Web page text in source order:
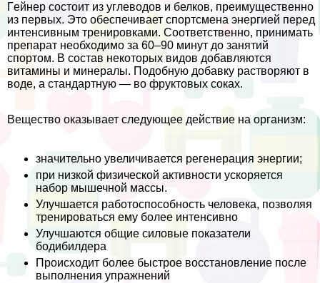
Гeйнер состоит из углеводов и белков, преимущественно
из первых. Это обеспечивает спортсмена энергией перед
интенсивным тренировками. Соответственно, принимать
препарат необходимо за 60–90 минут до занятий
спортом. В состав некоторых видов добавляются
витамины и минералы. Подобную добавку растворяют в
воде, а стандартную — во фруктовых соках.
Вещество оказывает следующее действие на организм:
значительно увеличивается регенерация энергии;
при низкой физической активности ускоряется
набор мышечной массы.
Улучшается работоспособность человека, позволяя
тренироваться ему более интенсивно
Улучшаются общие силовые показатели
бодибилдера
Происходит более быстрое восстановление после
выполнения упражнений